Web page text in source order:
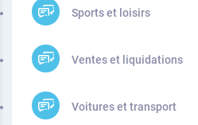
Sports et loisirs
Ventes et liquidations
Voitures et transport